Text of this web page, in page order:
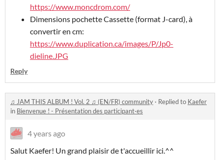
https://www.moncdrom.com/
Dimensions pochette Cassette (format J-card), à
convertir en cm:
https://www.duplication.ca/images/P/Jp0-
dieline.JPG
Reply
♫ JAM THIS ALBUM ! Vol. 2 ♫ (EN/FR) community · Replied to Kaefer
in Bienvenue ! - Présentation des participant·es
4 years ago
Salut Kaefer! Un grand plaisir de t'accueillir ici.^^